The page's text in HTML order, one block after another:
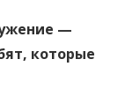
—
которые